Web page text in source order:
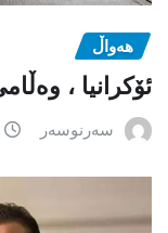
هەواڵ
ئۆکرانیا ،
سەرنوسەر